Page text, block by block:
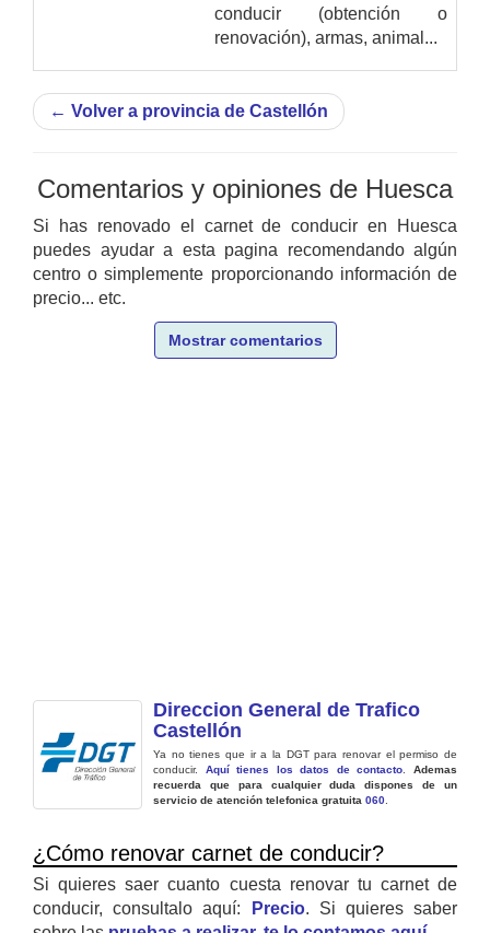
conducir (obtención o
renovación), armas, animal...
← Volver a provincia de Castellón
Comentarios y opiniones de Huesca
Si has renovado el carnet de conducir en Huesca
puedes ayudar a esta pagina recomendando algún
centro o simplemente proporcionando información de
precio... etc.
Mostrar comentarios
Direccion General de Trafico
Castellón
Ya no tienes que ir a la DGT para renovar el permiso de
conducir. Aquí tienes los datos de contacto .Ademas
recuerda que para cualquier duda dispones de un
servicio de atención telefonica gratuita 060
¿Cómo renovar carnet de conducir?
Si quieres saer cuanto cuesta renovar tu carnet de
conducir, consultalo aquí:
Precio. Si quieres saber